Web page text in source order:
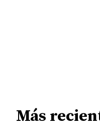
Más